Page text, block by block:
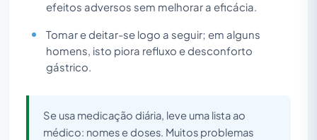
efeitos adversos sem melhorar a eficácia.
Tomar e deitar-se logo a seguir; em alguns
homens, isto piora refluxo e desconforto
gástrico.
Se usa medicação diária, leve uma lista ao
médico: nomes e doses. Muitos problemas